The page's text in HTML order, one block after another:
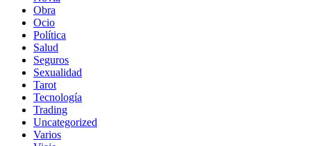
Obra
Ocio
Política
Salud
Seguros
Sexualidad
Tarot
Tecnología
Trading
Uncategorized
Varios